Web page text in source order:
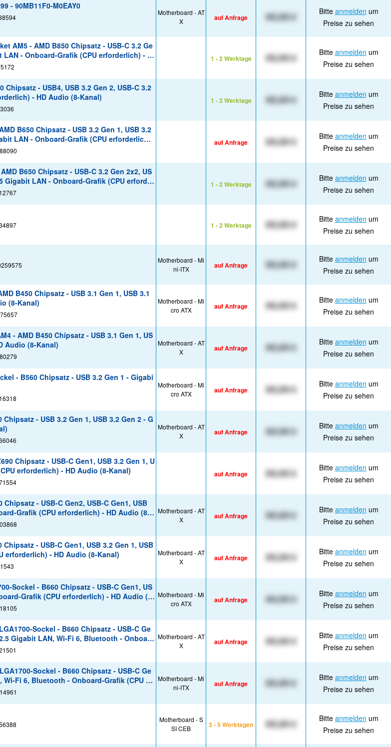
- 90MB11F0-M0EAY0
Motherboard - AT
X
auf Anfrage XX,XX € Bitte anmelden um
Preise zu sehen
AM5 - AMD B850 Chipsatz - USB-C 3.2 Ge
LAN - Onboard-Grafik (CPU erforderlich) - H
1 - 2 Werktage XX,XX € Bitte anmelden um
Preise zu sehen
Chipsatz - USB4, USB 3.2 Gen 2, USB-C 3.2
- HD Audio (8-Kanal)
1 - 2 Werktage XX,XX € Bitte anmelden um
Preise zu sehen
B650 Chipsatz - USB 3.2 Gen 1, USB 3.2
LAN - Onboard-Grafik (CPU erforderlich)
auf Anfrage XX,XX € Bitte anmelden um
Preise zu sehen
B650 Chipsatz - USB-C 3.2 Gen 2x2, US
Gigabit LAN - Onboard-Grafik (CPU erforder
1 - 2 Werktage XX,XX € Bitte anmelden um
Preise zu sehen
1 - 2 Werktage XX,XX € Bitte anmelden um
Preise zu sehen
Motherboard - Mi
ni-ITX
auf Anfrage XX,XX € Bitte anmelden um
Preise zu sehen
B450 Chipsatz - USB 3.1 Gen 1, USB 3.1
(8-Kanal)
Motherboard - Mi
cro ATX
auf Anfrage XX,XX € Bitte anmelden um
Preise zu sehen
- AMD B450 Chipsatz - USB 3.1 Gen 1, US
Audio (8-Kanal)
Motherboard - AT
X
auf Anfrage XX,XX € Bitte anmelden um
Preise zu sehen
- B560 Chipsatz - USB 3.2 Gen 1 - Gigabi
Motherboard - Mi
cro ATX
auf Anfrage XX,XX € Bitte anmelden um
Preise zu sehen
- USB 3.2 Gen 1, USB 3.2 Gen 2 - G
Motherboard - AT
X
auf Anfrage XX,XX € Bitte anmelden um
Preise zu sehen
Chipsatz - USB-C Gen1, USB 3.2 Gen 1, U
erforderlich) - HD Audio (8-Kanal)
auf Anfrage XX,XX € Bitte anmelden um
Preise zu sehen
- USB-C Gen2, USB-C Gen1, USB
Grafik (CPU erforderlich) - HD Audio (8-K Motherboard - AT
X
auf Anfrage XX,XX € Bitte anmelden um
Preise zu sehen
- USB-C Gen1, USB 3.2 Gen 1, USB
erforderlich) - HD Audio (8-Kanal)
Motherboard - AT
X
auf Anfrage XX,XX € Bitte anmelden um
Preise zu sehen
Sockel - B660 Chipsatz - USB-C Gen1, US
Grafik (CPU erforderlich) - HD Audio (8- Motherboard - Mi
cro ATX
auf Anfrage XX,XX € Bitte anmelden um
Preise zu sehen
Sockel - B660 Chipsatz - USB-C Ge
Gigabit LAN, Wi-Fi 6, Bluetooth - Onboard Motherboard - AT
X
auf Anfrage XX,XX € Bitte anmelden um
Preise zu sehen
Sockel - B660 Chipsatz - USB-C Ge
Wi-Fi 6, Bluetooth - Onboard-Grafik (CPU erf
Motherboard - Mi
ni-ITX
auf Anfrage XX,XX € Bitte anmelden um
Preise zu sehen
Motherboard - S
SI CEB
3 - 5 Werktagen XX,XX € Bitte anmelden um
Preise zu sehen